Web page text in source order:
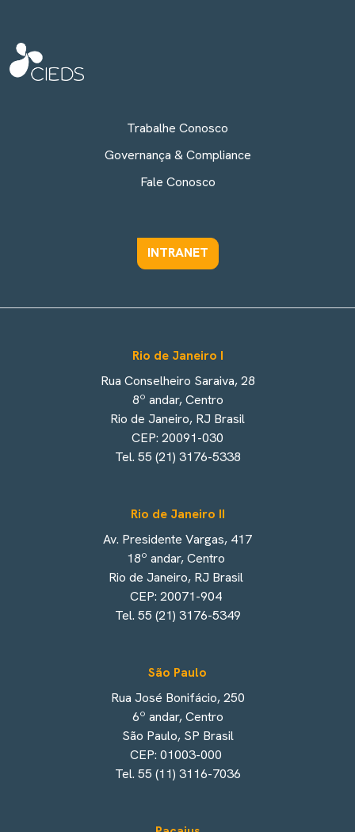
Trabalhe Conosco
Governança & Compliance
Fale Conosco
INTRANET
Rio de Janeiro I
Rua Conselheiro Saraiva, 28
8º andar, Centro
Rio de Janeiro, RJ Brasil
CEP: 20091-030
Tel. 55 (21) 3176-5338
Rio de Janeiro II
Av. Presidente Vargas, 417
18º andar, Centro
Rio de Janeiro, RJ Brasil
CEP: 20071-904
Tel. 55 (21) 3176-5349
São Paulo
Rua José Bonifácio, 250
6º andar, Centro
São Paulo, SP Brasil
CEP: 01003-000
Tel. 55 (11) 3116-7036